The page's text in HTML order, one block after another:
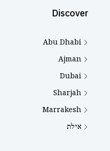
Discover
Abu Dhabi
Ajman
Dubai
Sharjah
Marrakesh
אילת